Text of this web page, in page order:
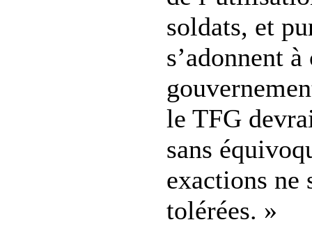
soldats, et
s’adonnent
le TFG
sans
exactions ne
tolérées. »